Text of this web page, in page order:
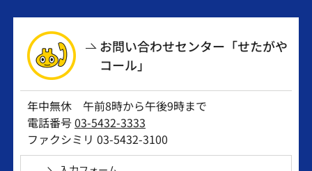
お問い合わせセンター「せたがや
コール」
年中無休 午前8時から午後9時まで
電話番号03-5432-3333
ファクシミリ 03-5432-3100